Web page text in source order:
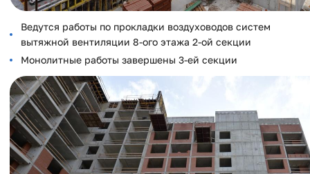
Ведутся работы по прокладки воздуховодов систем
вытяжной вентиляции 8-ого этажа 2-ой секции
Монолитные работы завершены 3-ей секции